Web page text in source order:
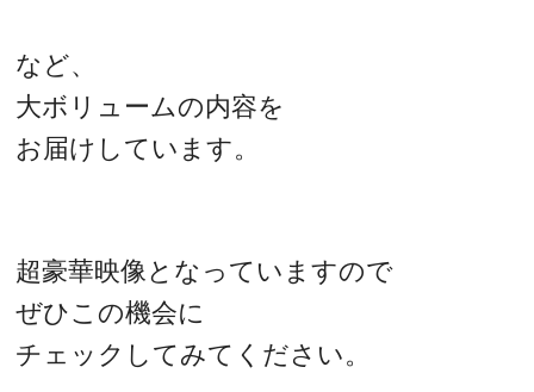
など、
大ボリュームの内容を
お届けしています。
超豪華映像となっていますので
ぜひこの機会に
チェックしてみてください。